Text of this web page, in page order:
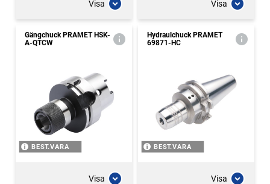
Visa Visa
Gängchuck PRAMET HSK-
A-QTCW
BEST.VARA
Visa
Hydraulchuck PRAMET
69871-HC
BEST.VARA
Visa